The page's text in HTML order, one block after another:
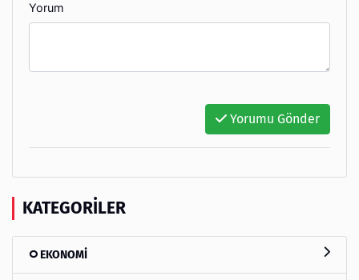
Yorum
Yorumu Gönder
KATEGORILER
EKONOMİ